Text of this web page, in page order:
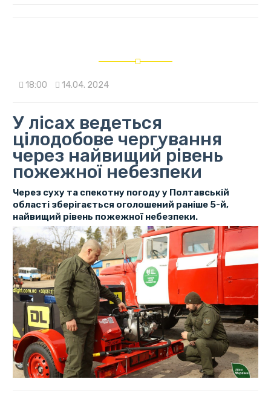
18:00 14.04. 2024
У лісах ведеться
цілодобове чергування
через найвищий рівень
пожежної небезпеки
Через суху та спекотну погоду у Полтавській
області зберігається оголошений раніше 5-й,
найвищий рівень пожежної небезпеки.